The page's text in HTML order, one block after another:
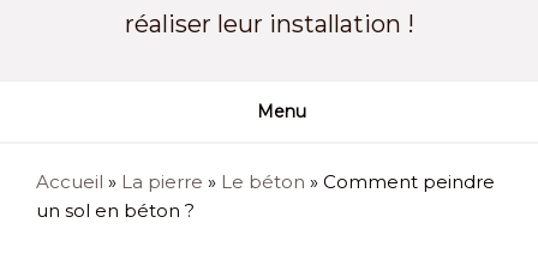
réaliser leur installation !
Menu
Accueil » La pierre » Le béton » Comment peindre
un sol en béton ?